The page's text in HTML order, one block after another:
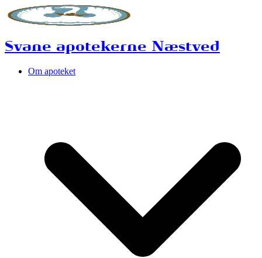
Svane apotekerne Næstved
Om apoteket